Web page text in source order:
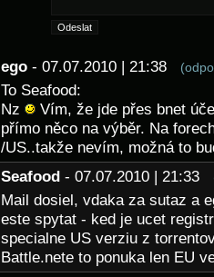
ego - 07.07.2010 | 21:38
To Seafood:
Nz
Vím, že jde přes bnet
přímo něco na výběr. Na
/US..takže nevím, možná to
Seafood - 07.07.2010 | 21:33
Mail dosiel, vdaka za sutaz a
este spytat - ked je ucet
specialne US verziu z
Battle.nete to ponuka len EU